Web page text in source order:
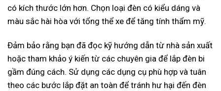
có kích thước lớn hơn. Chọn loại đèn có kiểu dáng và
màu sắc hài hòa với tổng thể xe để tăng tính thẩm mỹ.
Đảm bảo rằng bạn đã đọc kỹ hướng dẫn từ nhà sản xuất
hoặc tham khảo ý kiến từ các chuyên gia để lắp đèn bi
gầm đúng cách. Sử dụng các dụng cụ phù hợp và tuân
theo các bước lắp đặt an toàn để tránh hư hại đến đèn